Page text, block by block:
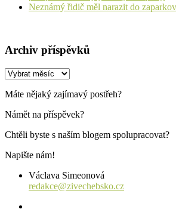
Neznámý řidič měl narazit do
Archiv příspěvků
Archiv
Máte nějaký zajímavý postřeh?
Námět na příspěvek?
Chtěli byste s naším blogem spolupracovat?
Napište nám!
Václava Simeonová
redakce@zivechebsko.cz